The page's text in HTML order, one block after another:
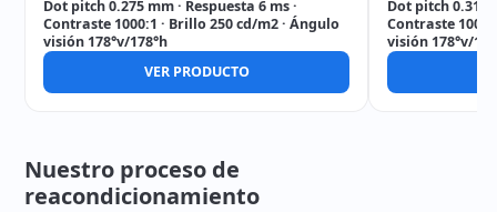
Dot pitch 0.275 mm · Respuesta 6 ms ·
Contraste 1000:1 · Brillo 250 cd/m2 · Ángulo
visión 178°v/178°h
VER PRODUCTO
Dot pitch 0.3114
Contraste
visión 178°v/
Nuestro proceso de
reacondicionamiento